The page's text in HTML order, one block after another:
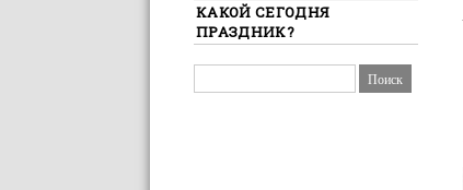
КАКОЙ СЕГОДНЯ
ПРАЗДНИК?